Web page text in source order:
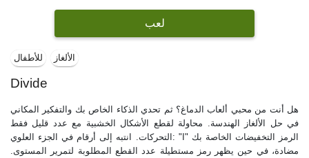
لعب
للأطفال الألغاز
Divide
هل أنت من محبي ألعاب الدماغ؟ ثم تحدي الذكاء الخاص بك والتفكير المكاني
في حل الألغاز الهندسة. محاولة لقطع الأشكال الخشبية مع عدد قليل فقط
التحركات. انتبه إلى أرقام في الجزء العلوي: "I" الرمز التخفيضات الخاصة بك
مضادة، في حين يظهر رمز مستطيلة عدد القطع المطلوبة لتمرير المستوى.